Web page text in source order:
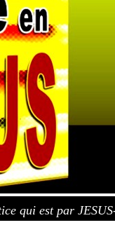
qui est par